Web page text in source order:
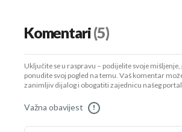
Komentari(5)
Uključite se u raspravu – podijelite svoje
ponudite svoj pogled na temu. Vaš komentar
zanimljiv dijalog i obogatiti zajednicu našeg
Važna obavijest !